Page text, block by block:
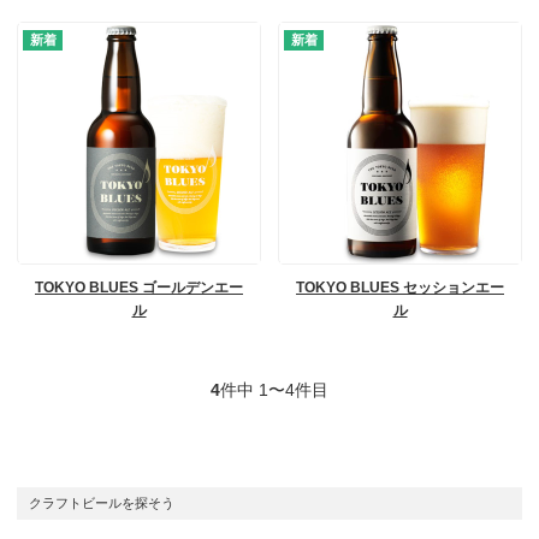
TOKYO BLUES ゴールデンエー
ル
TOKYO BLUES セッションエー
ル
4件中 1〜4件目
クラフトビールを探そう